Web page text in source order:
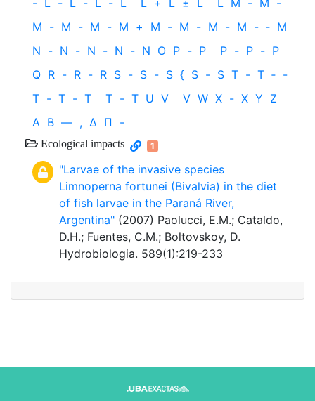
- L - L - L - L L + L ± L L M - M -
M - M - M - M + M - M - M - M - ‐ M
N - N - N - N - N O P - P P - P - P
Q R - R - R S - S - S { S - S T - T ‐ -
T - T - T T - T U V V W X - X Y Z
Α Β — , Δ Π -
Ecological impacts 1
"Larvae of the invasive species
Limnoperna fortunei (Bivalvia) in the diet
of fish larvae in the Paraná River,
Argentina" (2007) Paolucci, E.M.; Cataldo,
D.H.; Fuentes, C.M.; Boltovskoy, D.
Hydrobiologia. 589(1):219-233